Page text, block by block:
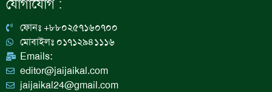
o g
a
m
n
যোগাযোগ :
ফোনঃ +৮৮০২৫৭১৬০৭০০
মোবাইলঃ ০১৭১২৯৪১১১৬
Emails:
editor@jaijaikal.com
jaijaikal24@gmail.com